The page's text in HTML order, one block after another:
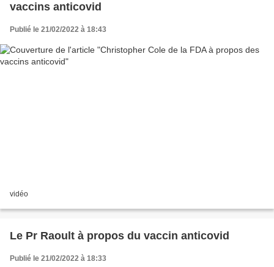
vaccins anticovid
Publié le 21/02/2022 à 18:43
vidéo
Le Pr Raoult à propos du vaccin anticovid
Publié le 21/02/2022 à 18:33